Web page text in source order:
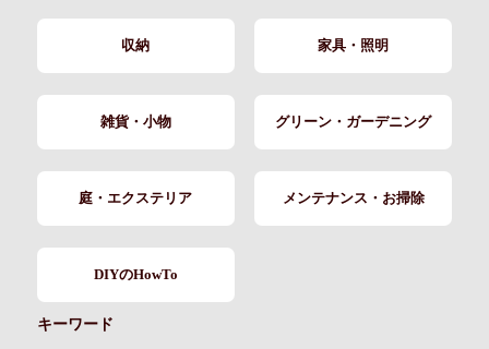
収納 家具・照明
雑貨・小物 グリーン・ガーデニング
庭・エクステリア メンテナンス・お掃除
DIYのHowTo
キーワード